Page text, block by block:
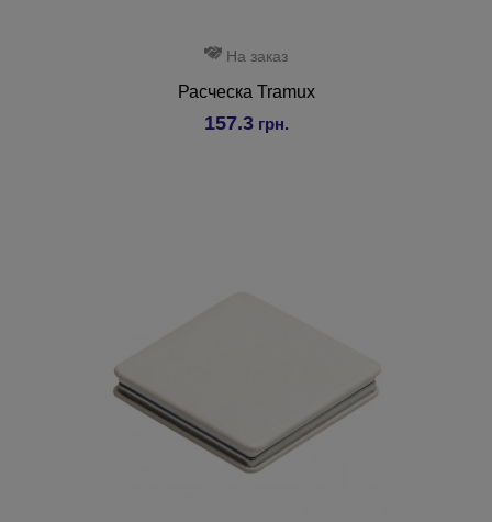
На заказ
Расческа Tramux
157.3грн.